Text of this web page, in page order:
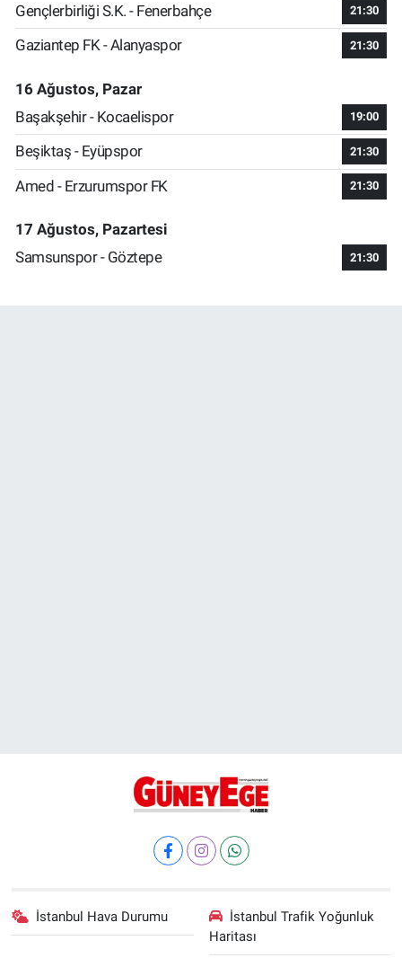
Gençlerbirliği S.K. - Fenerbahçe 21:30
Gaziantep FK - Alanyaspor 21:30
16 Ağustos, Pazar
Başakşehir - Kocaelispor
19:00
Beşiktaş - Eyüpspor 21:30
Amed - Erzurumspor FK 21:30
17 Ağustos, Pazartesi
Samsunspor - Göztepe
21:30
İstanbul Hava Durumu
İstanbul Trafik Yoğunluk
Haritası